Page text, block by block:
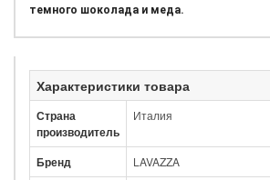
темного шоколада и меда.
Характеристики товара
Страна
производитель
Италия
Бренд LAVAZZA